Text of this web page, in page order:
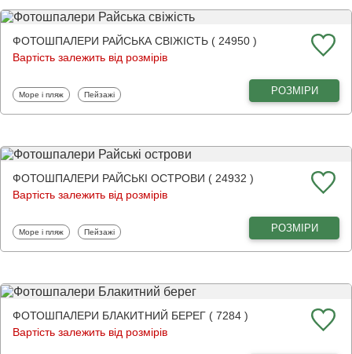
ФОТОШПАЛЕРИ РАЙСЬКА СВІЖІСТЬ ( 24950 )
Вартість залежить від розмірів
Фотошпалери
Море і пляж Фотошпалери
Пейзажі РОЗМІРИ
ФОТОШПАЛЕРИ РАЙСЬКІ ОСТРОВИ ( 24932 )
Вартість залежить від розмірів
Фотошпалери
Море і пляж Фотошпалери
Пейзажі РОЗМІРИ
ФОТОШПАЛЕРИ БЛАКИТНИЙ БЕРЕГ ( 7284 )
Вартість залежить від розмірів